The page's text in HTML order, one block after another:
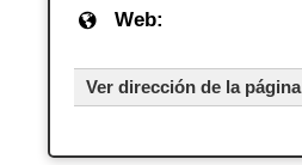
Web:
Ver dirección de la página